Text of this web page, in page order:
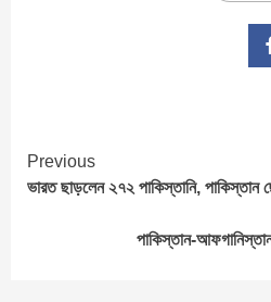
Continue
Reading
Previous
ভারত ছাড়লেন ২৭২ পাকিস্তানি, পাকিস্তান
পাকিস্তান-